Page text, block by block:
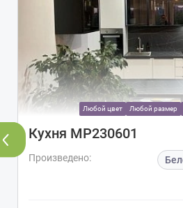
Любой цвет Любой размер
Кухня МР230601
Произведено: